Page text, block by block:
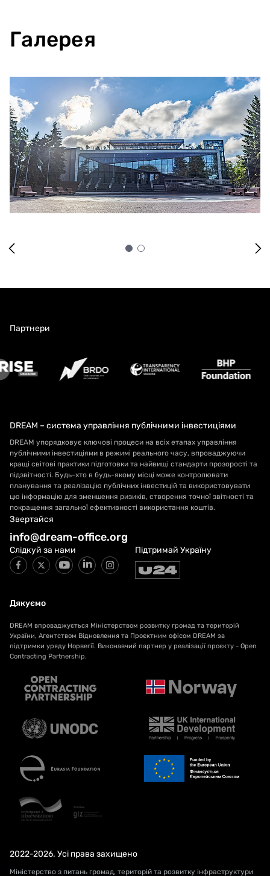
Галерея
Партнери
DREAM – система управління публічними інвестиціями
DREAM упорядковує ключові процеси на всіх етапах управління
публічними інвестиціями в режимі реального часу, впроваджуючи
кращі світові практики підготовки та найвищі стандарти прозорості та
підзвітності. Будь-хто в будь-якому місці може контролювати
планування та реалізацію публічних інвестицій та використовувати
цю інформацію для зменшення ризиків, створення точної звітності та
покращення загальної ефективності використання коштів.
Звертайся
info@dream-office.org
Слідкуй за нами Підтримай Україну
Дякуємо
DREAM впроваджується Міністерством розвитку громад та територій
України, Агентством Відновлення та Проєктним офісом DREAM за
підтримки уряду Норвегії. Виконавчий партнер у реалізації проєкту - Open
Contracting Partnership.
2022-2026. Усі права захищено
Міністерство з питань громад, територій та розвитку інфраструктури